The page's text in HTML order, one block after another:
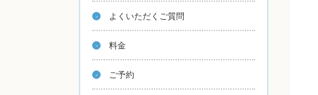
よくいただくご質問
料金
ご予約